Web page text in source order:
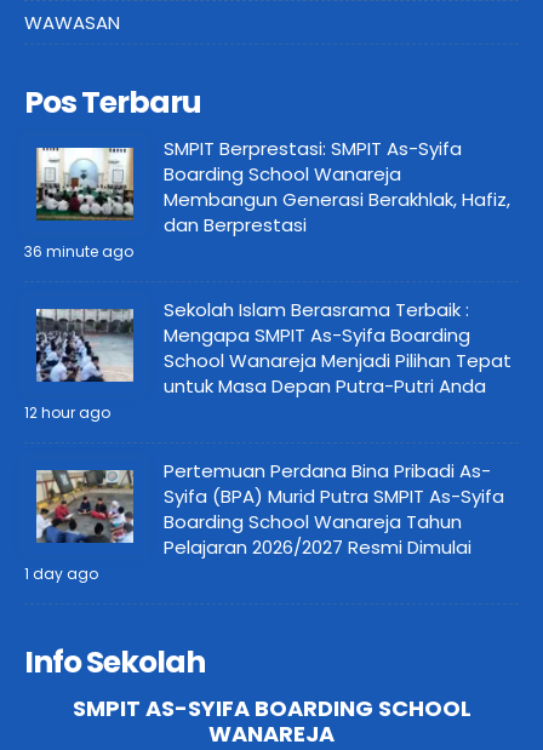
WAWASAN
Pos Terbaru
SMPIT Berprestasi: SMPIT As-Syifa
Boarding School Wanareja
Membangun Generasi Berakhlak, Hafiz,
dan Berprestasi
36 minute ago
Sekolah Islam Berasrama Terbaik :
Mengapa SMPIT As-Syifa Boarding
School Wanareja Menjadi Pilihan Tepat
untuk Masa Depan Putra-Putri Anda
12 hour ago
Pertemuan Perdana Bina Pribadi As-
Syifa (BPA) Murid Putra SMPIT As-Syifa
Boarding School Wanareja Tahun
Pelajaran 2026/2027 Resmi Dimulai
1 day ago
Info Sekolah
SMPIT AS-SYIFA BOARDING SCHOOL
WANAREJA